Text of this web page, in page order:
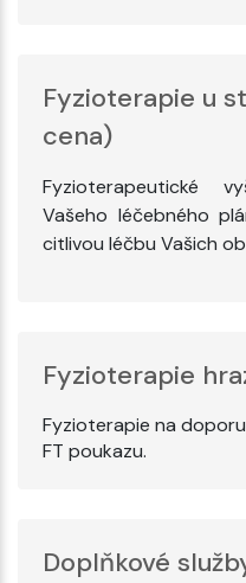
Fyzioterapie u
cena)
Fyzioterapeutické
Vašeho léčebného
citlivou léčbu Vašich
Fyzioterapie
Fyzioterapie na
FT poukazu.
Doplňkové